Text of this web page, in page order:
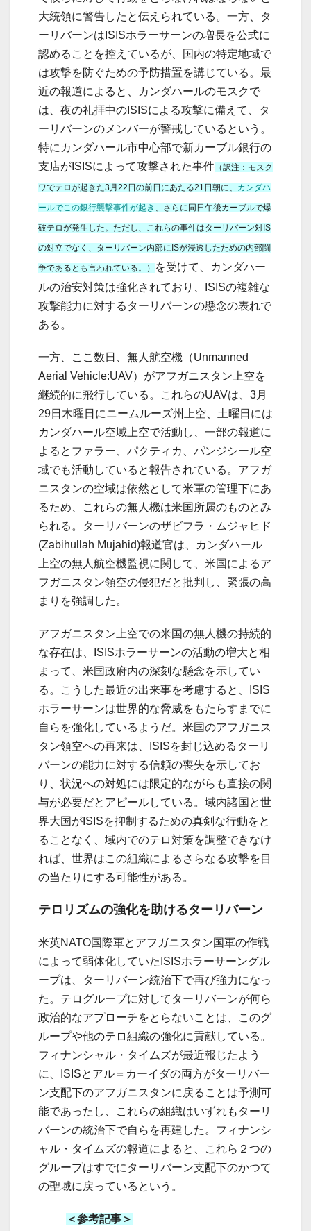
大統領に警告したと伝えられている。一方、タ
ーリバーンはISISホラーサーンの増長を公式に
認めることを控えているが、国内の特定地域で
は攻撃を防ぐための予防措置を講じている。最
近の報道によると、カンダハールのモスクで
は、夜の礼拝中のISISによる攻撃に備えて、タ
ーリバーンのメンバーが警戒しているという。
特にカンダハール市中心部で新カーブル銀行の
支店がISISによって攻撃された事件 （訳注：モスク
ワでテロが起きた3月22日の前日にあたる21日朝に、 カンダハ
ールでこの銀行襲撃事件が起き 、さらに同日午後カーブルで爆
破テロが発生した。ただし、これらの事件はターリバーン対IS
の対立でなく、ターリバーン内部にISが浸透したための内部闘
争であるとも言われている。）
を受けて、カンダハー
ルの治安対策は強化されており、ISISの複雑な
攻撃能力に対するターリバーンの懸念の表れで
ある。
一方、ここ数日、無人航空機（Unmanned
Aerial Vehicle:UAV）がアフガニスタン上空を
継続的に飛行している。これらのUAVは、3月
29日木曜日にニームルーズ州上空、土曜日には
カンダハール空域上空で活動し、一部の報道に
よるとファラー、パクティカ、パンジシール空
域でも活動していると報告されている。アフガ
ニスタンの空域は依然として米軍の管理下にあ
るため、これらの無人機は米国所属のものとみ
られる。ターリバーンのザビフラ・ムジャヒド
(Zabihullah Mujahid)報道官は、カンダハール
上空の無人航空機監視に関して、米国によるア
フガニスタン領空の侵犯だと批判し、緊張の高
まりを強調した。
アフガニスタン上空での米国の無人機の持続的
な存在は、ISISホラーサーンの活動の増大と相
まって、米国政府内の深刻な懸念を示してい
る。こうした最近の出来事を考慮すると、ISIS
ホラーサーンは世界的な脅威をもたらすまでに
自らを強化しているようだ。米国のアフガニス
タン領空への再来は、ISISを封じ込めるターリ
バーンの能力に対する信頼の喪失を示してお
り、状況への対処には限定的ながらも直接の関
与が必要だとアピールしている。域内諸国と世
界大国がISISを抑制するための真剣な行動をと
ることなく、域内でのテロ対策を調整できなけ
れば、世界はこの組織によるさらなる攻撃を目
の当たりにする可能性がある。
テロリズムの強化を助けるターリバーン
米英NATO国際軍とアフガニスタン国軍の作戦
によって弱体化していたISISホラーサーングル
ープは、ターリバーン統治下で再び強力になっ
た。テログループに対してターリバーンが何ら
政治的なアプローチをとらないことは、このグ
ループや他のテロ組織の強化に貢献している。
フィナンシャル・タイムズが最近報じたよう
に、ISISとアル＝カーイダの両方がターリバー
ン支配下のアフガニスタンに戻ることは予測可
能であったし、これらの組織はいずれもターリ
バーンの統治下で自らを再建した。フィナンシ
ャル・タイムズの報道によると、これら２つの
グループはすでにターリバーン支配下のかつて
の聖域に戻っているという。
＜参考記事＞